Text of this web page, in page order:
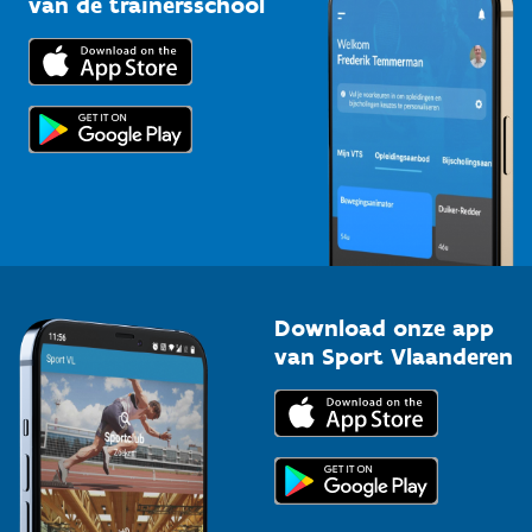
Trainers en begeleiders
Topsporters
Downloads
Voor de pers
Download onze app
van Sport Vlaanderen